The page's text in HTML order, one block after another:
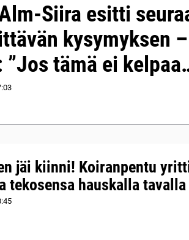
Siira esitti
kysymyksen
”Jos tämä ei
jäi kiinni! Koiranpentu
tekosensa hauskalla